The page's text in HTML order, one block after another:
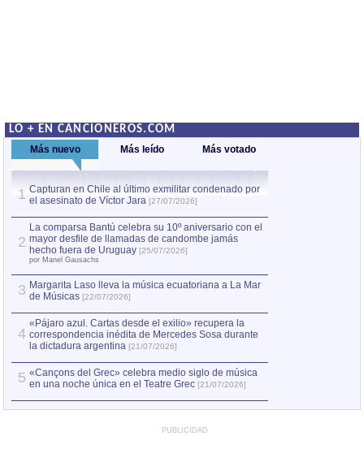
LO + EN CANCIONEROS.COM
Más nuevo Más leído Más votado
1 Capturan en Chile al último exmilitar condenado por
el asesinato de Víctor Jara [27/07/2026]
2
La comparsa Bantú celebra su 10º aniversario con el
mayor desfile de llamadas de candombe jamás
hecho fuera de Uruguay [25/07/2026]
por Manel Gausachs
3 Margarita Laso lleva la música ecuatoriana a La Mar
de Músicas [22/07/2026]
4
«Pájaro azul. Cartas desde el exilio» recupera la
correspondencia inédita de Mercedes Sosa durante
la dictadura argentina [21/07/2026]
5 «Cançons del Grec» celebra medio siglo de música
en una noche única en el Teatre Grec [21/07/2026]
PUBLICIDAD